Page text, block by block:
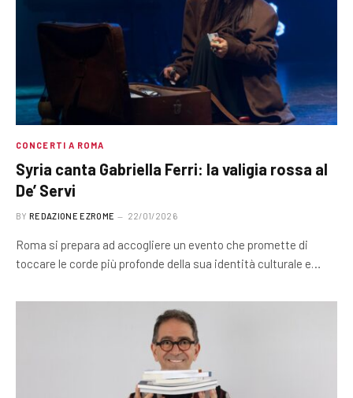
CONCERTI A ROMA
Syria canta Gabriella Ferri: la valigia rossa al
De’ Servi
BY REDAZIONE EZROME 22/01/2026
Roma si prepara ad accogliere un evento che promette di
toccare le corde più profonde della sua identità culturale e…